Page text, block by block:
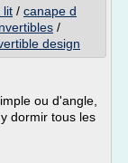
lit / canape d
/
design
ou d'angle,
dormir tous les